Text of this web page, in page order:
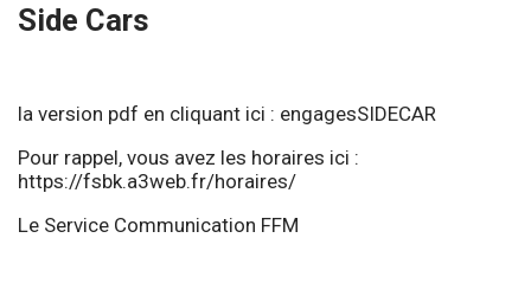
Side Cars
la version pdf en cliquant ici : engagesSIDECAR
Pour rappel, vous avez les horaires ici :
https://fsbk.a3web.fr/horaires/
Le Service Communication FFM